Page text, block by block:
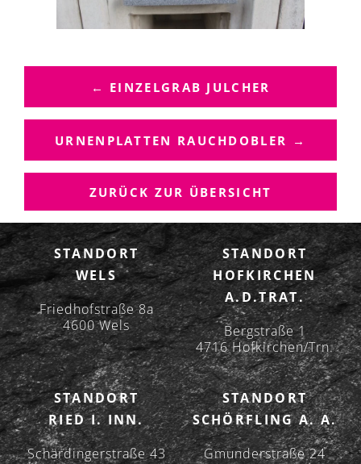
B
I
T
A
S
N
A
V
I
G
A
T
I
O
N
← EINZELGRAB JULCHER
URNENPLATTEN RAUCHDOBLER →
ZURÜCK ZUR ÜBERSICHT
STANDORT
WELS
Friedhofstraße 8a
4600 Wels
STANDORT
HOFKIRCHEN
A.D.TRAT.
Bergstraße 1
4716 Hofkirchen/Trn.
STANDORT
RIED I. INN.
Schärdingerstraße 43
STANDORT
SCHÖRFLING A. A.
Gmunderstraße 24